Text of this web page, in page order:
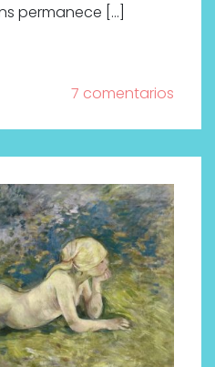
permanece […]
7 comentarios